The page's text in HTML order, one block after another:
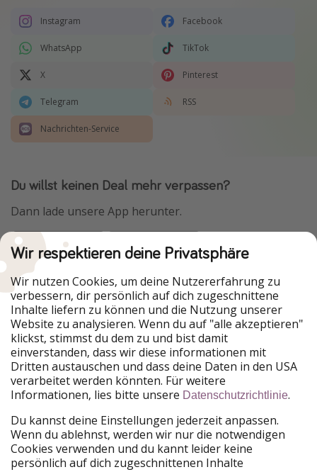
Instagram Facebook
WhatsApp TikTok
X Pinterest
Telegram RSS
Nachrichten-Service
Du willst keinen Deal mehr verpassen?
Dann lade unsere App herunter.
Urlaubspiraten ist Teil der HolidayPirates Group
Unsere Märkte
PiratinViaggio
HolidayPirates
VakantiePiraten
WakacyjniPiraci
VoyagesPirates
Ferienpiraten
Urlaubspiraten
ViajerosPiratas
TravelPirates
HolidayPirates Group
Lerne uns kennen Rechtliches
Wir respektieren deine Privatsphäre
Wir nutzen Cookies, um deine Nutzererfahrung zu
verbessern, dir persönlich auf dich zugeschnittene
Inhalte liefern zu können und die Nutzung unserer
Website zu analysieren. Wenn du auf "alle akzeptieren"
klickst, stimmst du dem zu und bist damit
einverstanden, dass wir diese informationen mit
Dritten austauschen und dass deine Daten in den USA
verarbeitet werden könnten. Für weitere
Informationen, lies bitte unsere Datenschutzrichtlinie.
Du kannst deine Einstellungen jederzeit anpassen.
Wenn du ablehnst, werden wir nur die notwendigen
Cookies verwenden und du kannt leider keine
persönlich auf dich zugeschnittenen Inhalte